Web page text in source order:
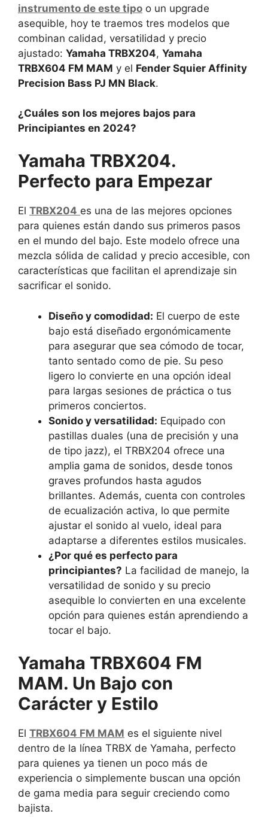
instrumento de este tipo o un upgrade
asequible, hoy te traemos tres modelos que
combinan calidad, versatilidad y precio
ajustado: Yamaha TRBX204, Yamaha
TRBX604 FM MAM y el Fender Squier Affinity
Precision Bass PJ MN Black.
¿Cuáles son los mejores bajos para
Principiantes en 2024?
Yamaha TRBX204.
Perfecto para Empezar
El TRBX204 es una de las mejores opciones
para quienes están dando sus primeros pasos
en el mundo del bajo. Este modelo ofrece una
mezcla sólida de calidad y precio accesible, con
características que facilitan el aprendizaje sin
sacrificar el sonido.
Diseño y comodidad: El cuerpo de este
bajo está diseñado ergonómicamente
para asegurar que sea cómodo de tocar,
tanto sentado como de pie. Su peso
ligero lo convierte en una opción ideal
para largas sesiones de práctica o tus
primeros conciertos.
Sonido y versatilidad: Equipado con
pastillas duales (una de precisión y una
de tipo jazz), el TRBX204 ofrece una
amplia gama de sonidos, desde tonos
graves profundos hasta agudos
brillantes. Además, cuenta con controles
de ecualización activa, lo que permite
ajustar el sonido al vuelo, ideal para
adaptarse a diferentes estilos musicales.
¿Por qué es perfecto para
principiantes? La facilidad de manejo, la
versatilidad de sonido y su precio
asequible lo convierten en una excelente
opción para quienes están aprendiendo a
tocar el bajo.
Yamaha TRBX604 FM
MAM. Un Bajo con
Carácter y Estilo
El TRBX604 FM MAM es el siguiente nivel
dentro de la línea TRBX de Yamaha, perfecto
para quienes ya tienen un poco más de
experiencia o simplemente buscan una opción
de gama media para seguir creciendo como
bajista.